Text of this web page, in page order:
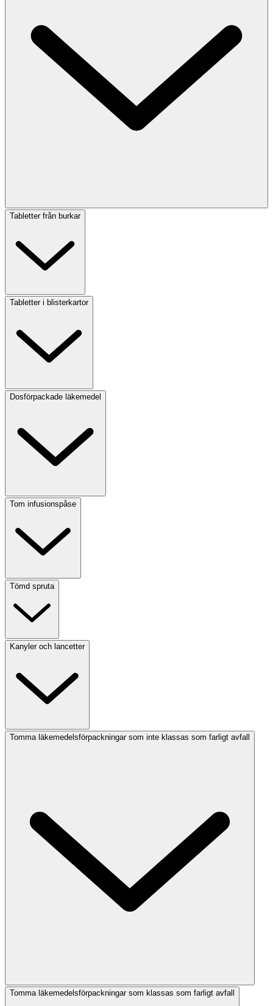
Tabletter från burkar
Tabletter i blisterkartor
Dosförpackade läkemedel
Tom infusionspåse
Tömd spruta
Kanyler och lancetter
Tomma läkemedelsförpackningar som inte klassas som farligt avfall
Tomma läkemedelsförpackningar som klassas som farligt avfall